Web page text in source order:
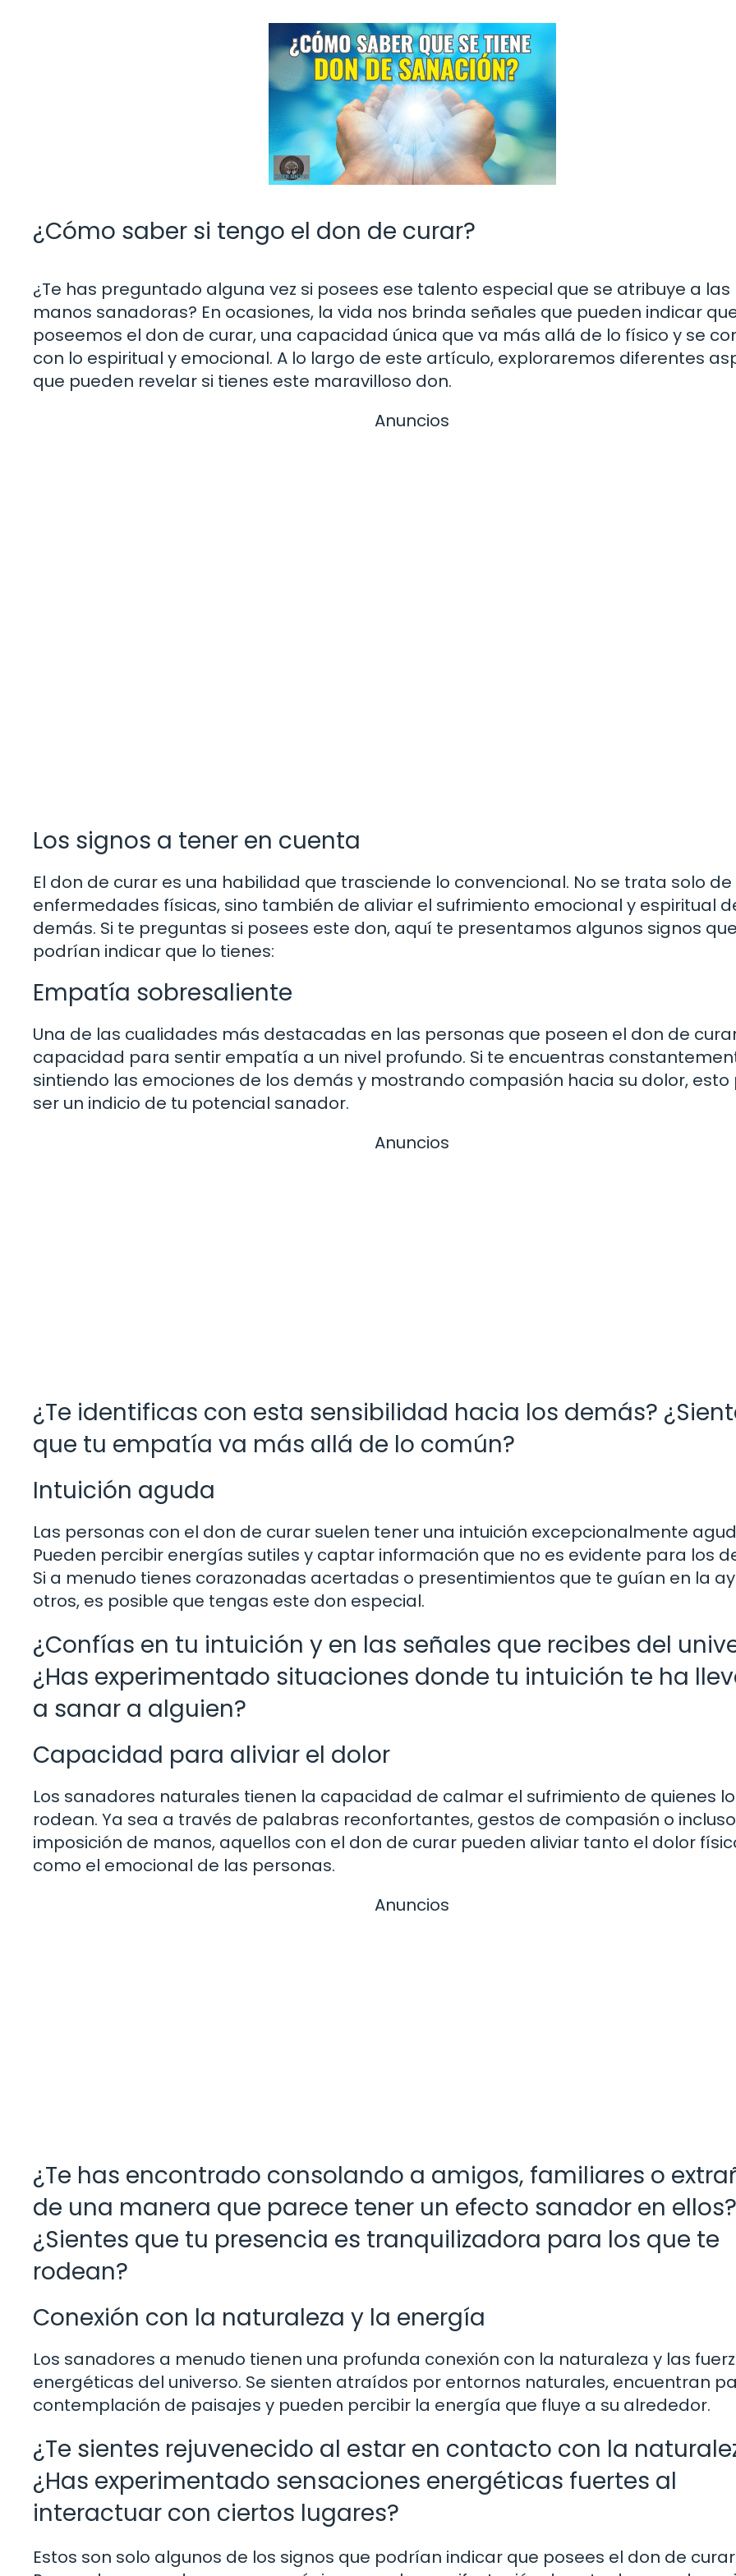
¿Cómo saber si tengo el don de curar?
¿Te has preguntado alguna vez si posees ese talento especial que se atribuye a las
manos sanadoras? En ocasiones, la vida nos brinda señales que pueden indicar
poseemos el don de curar, una capacidad única que va más allá de lo físico y se
con lo espiritual y emocional. A lo largo de este artículo, exploraremos diferentes
que pueden revelar si tienes este maravilloso don.
Anuncios
Los signos a tener en cuenta
El don de curar es una habilidad que trasciende lo convencional. No se trata solo
enfermedades físicas, sino también de aliviar el sufrimiento emocional y espiritual
demás. Si te preguntas si posees este don, aquí te presentamos algunos signos
podrían indicar que lo tienes:
Empatía sobresaliente
Una de las cualidades más destacadas en las personas que poseen el don de
capacidad para sentir empatía a un nivel profundo. Si te encuentras
sintiendo las emociones de los demás y mostrando compasión hacia su dolor,
ser un indicio de tu potencial sanador.
Anuncios
¿Te identificas con esta sensibilidad hacia los demás?
que tu empatía va más allá de lo común?
Intuición aguda
Las personas con el don de curar suelen tener una intuición excepcionalmente
Pueden percibir energías sutiles y captar información que no es evidente para los
Si a menudo tienes corazonadas acertadas o presentimientos que te guían en la
otros, es posible que tengas este don especial.
¿Confías en tu intuición y en las señales que recibes del
¿Has experimentado situaciones donde tu intuición te ha
a sanar a alguien?
Capacidad para aliviar el dolor
Los sanadores naturales tienen la capacidad de calmar el sufrimiento de quienes
rodean. Ya sea a través de palabras reconfortantes, gestos de compasión o
imposición de manos, aquellos con el don de curar pueden aliviar tanto el dolor
como el emocional de las personas.
Anuncios
¿Te has encontrado consolando a amigos, familiares o
de una manera que parece tener un efecto sanador en ellos?
¿Sientes que tu presencia es tranquilizadora para los que te
rodean?
Conexión con la naturaleza y la energía
Los sanadores a menudo tienen una profunda conexión con la naturaleza y las
energéticas del universo. Se sienten atraídos por entornos naturales, encuentran
contemplación de paisajes y pueden percibir la energía que fluye a su alrededor.
¿Te sientes rejuvenecido al estar en contacto con la
¿Has experimentado sensaciones energéticas fuertes al
interactuar con ciertos lugares?
Estos son solo algunos de los signos que podrían indicar que posees el don de